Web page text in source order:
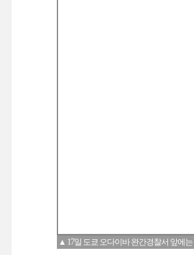
▲ 17일 도쿄 오다이바 완간경찰서 앞에